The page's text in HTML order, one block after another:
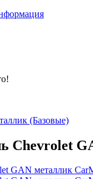
(Базовые)
Chevrolet